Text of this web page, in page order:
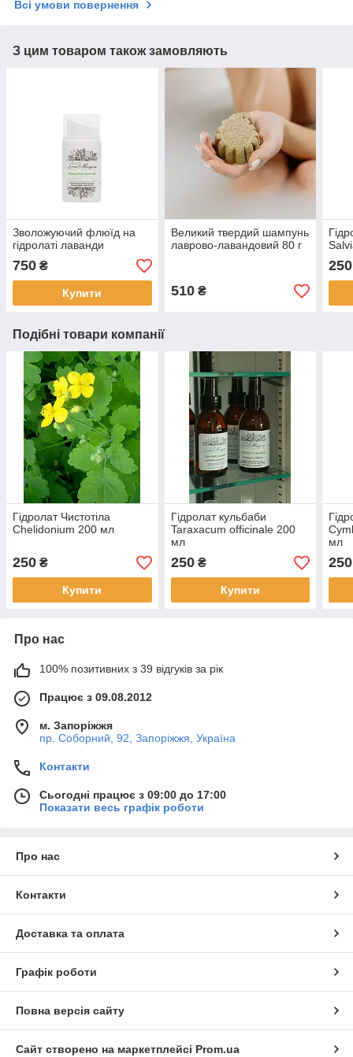
Всі умови повернення
З цим товаром також замовляють
Зволожуючий флюїд на
гідролаті лаванди
750 ₴
Купити
Великий твердий шампунь
лаврово-лавандовий 80 г
510₴
250
Подібні товари компанії
Гідролат Чистотіла
Chelidonium 200 мл
250 ₴
Купити
Гідролат кульбаби
Taraxacum officinale 200
мл
250₴
Купити
мл
250
Про нас
100% позитивних з 39 відгуків за рік
Працює з 09.08.2012
м. Запоріжжя
пр. Соборний, 92, Запоріжжя, Україна
Контакти
Сьогодні працює з 09:00 до 17:00
Показати весь графік роботи
Про нас
Контакти
Доставка та оплата
Графік роботи
Повна версія сайту
Сайт створено на маркетплейсі Prom.ua